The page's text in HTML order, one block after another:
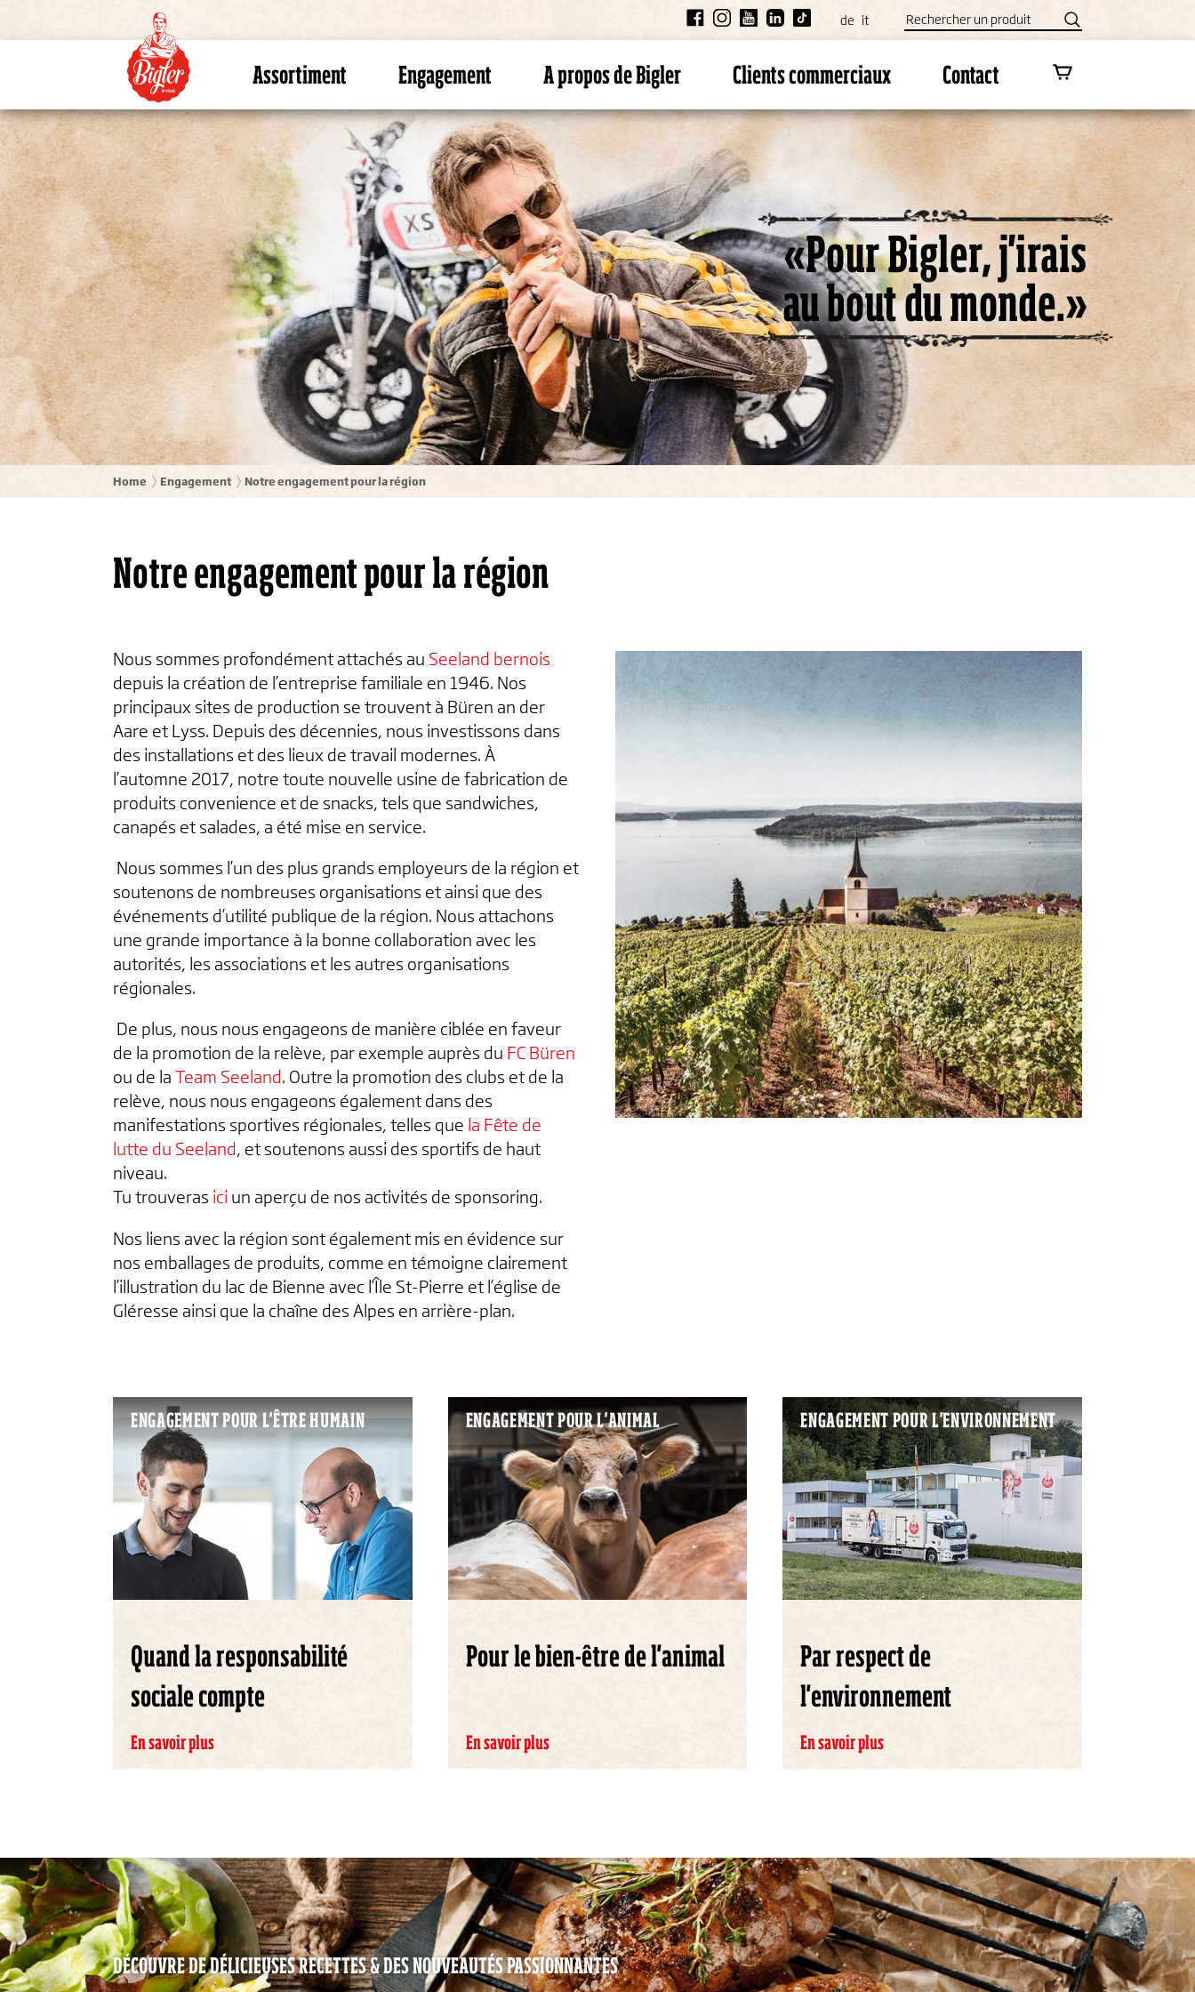
de it
Assortiment Engagement A propos de Bigler Clients commerciaux Contact
«Pour Bigler, j'irais
au bout du monde.»
Home Engagement Notre engagement pour la région
Notre engagement pour la région
Nous sommes profondément attachés au Seeland bernois
depuis la création de l’entreprise familiale en 1946. Nos
principaux sites de production se trouvent à Büren an der
Aare et Lyss. Depuis des décennies, nous investissons dans
des installations et des lieux de travail modernes. À
l’automne 2017, notre toute nouvelle usine de fabrication de
produits convenience et de snacks, tels que sandwiches,
canapés et salades, a été mise en service.
Nous sommes l’un des plus grands employeurs de la région et
soutenons de nombreuses organisations et ainsi que des
événements d’utilité publique de la région. Nous attachons
une grande importance à la bonne collaboration avec les
autorités, les associations et les autres organisations
régionales.
De plus, nous nous engageons de manière ciblée en faveur
de la promotion de la relève, par exemple auprès du FC Büren
ou de la Team Seeland. Outre la promotion des clubs et de la
relève, nous nous engageons également dans des
manifestations sportives régionales, telles que la Fête de
lutte du Seeland, et soutenons aussi des sportifs de haut
niveau.
Tu trouveras ici un aperçu de nos activités de sponsoring.
Nos liens avec la région sont également mis en évidence sur
nos emballages de produits, comme en témoigne clairement
l’illustration du lac de Bienne avec l’Île St-Pierre et l’église de
Gléresse ainsi que la chaîne des Alpes en arrière-plan.
ENGAGEMENT POUR L'ÊTRE HUMAIN
Quand la responsabilité
sociale compte
En savoir plus
ENGAGEMENT POUR L'ANIMAL
Pour le bien-être de l'animal
En savoir plus
ENGAGEMENT POUR L'ENVIRONNEMENT
Par respect de
l'environnement
En savoir plus
DÉCOUVRE DE DÉLICIEUSES RECETTES & DES NOUVEAUTÉS PASSIONNANTES